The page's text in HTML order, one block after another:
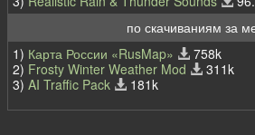
по скачиваниям за
1) Карта России «RusMap»
758k
2) Frosty Winter Weather Mod
311k
3) AI Traffic Pack 181k